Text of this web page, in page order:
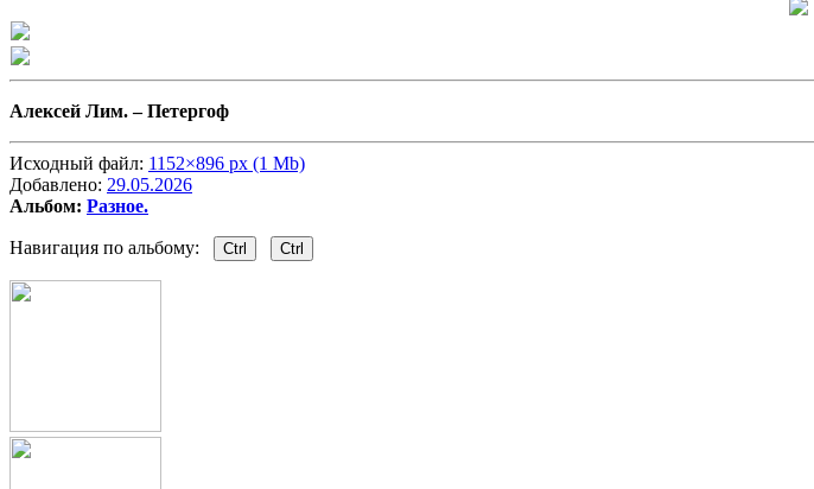
Алексей Лим. –Петергоф
Исходный файл: 1152×896 px (1 Mb)
Добавлено: 29.05.2026
Альбом: Разное.
Навигация по альбому: Ctrl Ctrl